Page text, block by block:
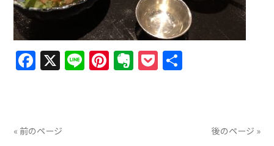
Facebook
X LinePinterest
Evernote
Pocket
« 前のページ 後のページ »